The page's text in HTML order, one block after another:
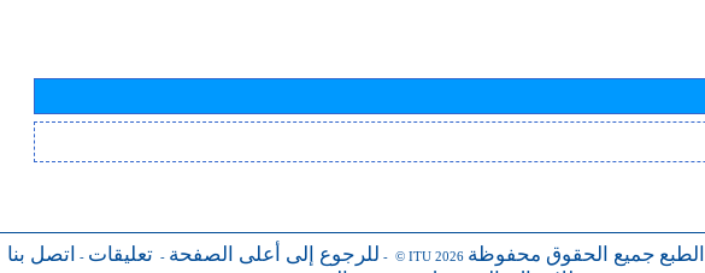
للرجوع إلى أعلى الصفحة - تعليقات - اتصل بنا - © ITU 2026 جميع الحقوق محفوظة